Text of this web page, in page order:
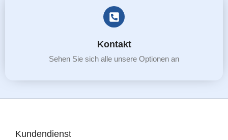
Kontakt
Sehen Sie sich alle unsere Optionen an
Kundendienst